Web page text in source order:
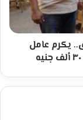
العقباوى.. يكرم عامل